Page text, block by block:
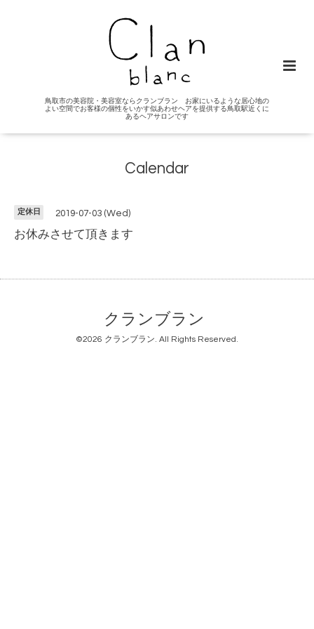
鳥取市の美容院・美容室ならクランブラン お家にいるような居心地の
よい空間でお客様の個性をいかす似あわせヘアを提供する鳥取駅近くに
あるヘアサロンです
Calendar
定休日 2019-07-03 (Wed)
お休みさせて頂きます
クランブラン
©2026 クランブラン. All Rights Reserved.